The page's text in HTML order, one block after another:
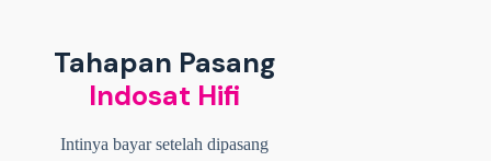
Tahapan Pasang
Indosat Hifi
Intinya bayar setelah dipasang